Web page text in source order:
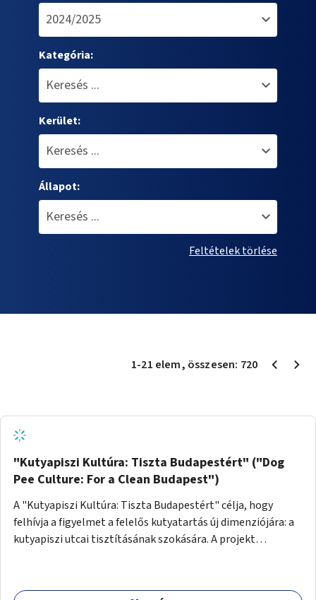
Kategória:
Kerület:
Állapot:
Feltételek törlése
1-21 elem, összesen: 720
"Kutyapiszi Kultúra: Tiszta Budapestért" ("Dog
Pee Culture: For a Clean Budapest")
A "Kutyapiszi Kultúra: Tiszta Budapestért" célja, hogy
felhívja a figyelmet a felelős kutyatartás új dimenziójára: a
kutyapiszi utcai tisztításának szokására. A projekt
palack vízzel öblítsék le azt, ezzel hozzájárulva a tiszta,